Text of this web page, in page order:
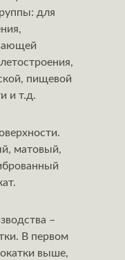
для
пищевой
и т.д.
матовый,
–
В первом
выше,